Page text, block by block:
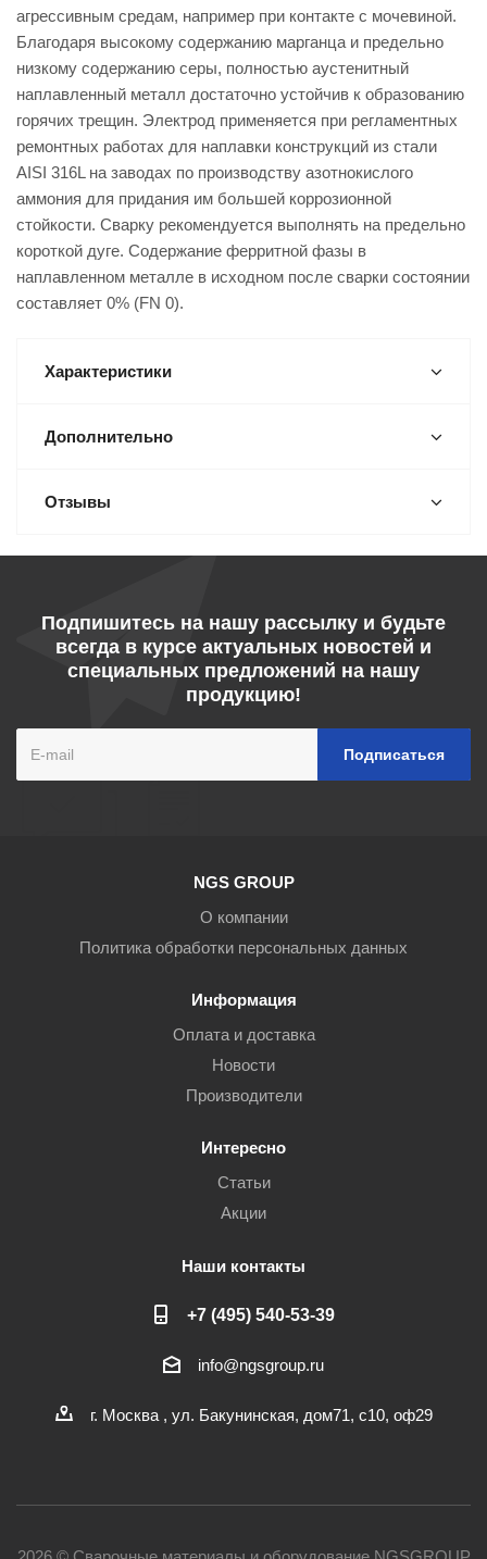
агрессивным средам, например при контакте с мочевиной.
Благодаря высокому содержанию марганца и предельно
низкому содержанию серы, полностью аустенитный
наплавленный металл достаточно устойчив к образованию
горячих трещин. Электрод применяется при регламентных
ремонтных работах для наплавки конструкций из стали
AISI 316L на заводах по производству азотнокислого
аммония для придания им большей коррозионной
стойкости. Сварку рекомендуется выполнять на предельно
короткой дуге. Содержание ферритной фазы в
наплавленном металле в исходном после сварки состоянии
составляет 0% (FN 0).
Характеристики
Дополнительно
Отзывы
Подпишитесь на нашу рассылку и будьте
всегда в курсе актуальных новостей и
специальных предложений на нашу
продукцию!
NGS GROUP
О компании
Политика обработки персональных данных
Информация
Оплата и доставка
Новости
Производители
Интересно
Статьи
Акции
Наши контакты
+7 (495) 540-53-39
info@ngsgroup.ru
г. Москва , ул. Бакунинская, дом71, с10, оф29